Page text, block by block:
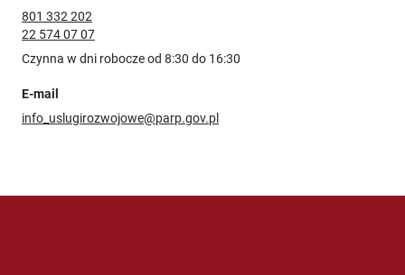
801 332 202
22 574 07 07
Czynna w dni robocze od 8:30 do 16:30
E-mail
info_uslugirozwojowe@parp.gov.pl